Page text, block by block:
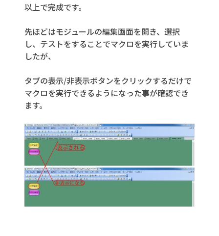
以上で完成です。
先ほどはモジュールの編集画面を開き、選択
し、テストをすることでマクロを実行していま
したが、
タブの表示/非表示ボタンをクリックするだけで
マクロを実行できるようになった事が確認でき
ます。